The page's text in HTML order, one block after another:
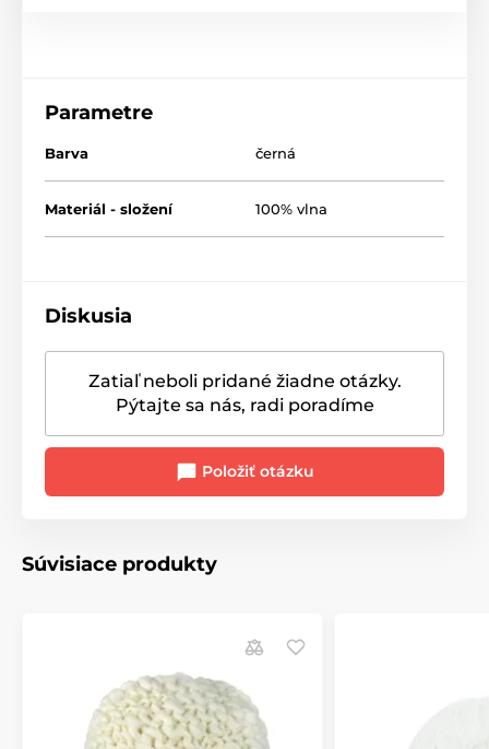
Parametre
Barva černá
Materiál - složení 100% vlna
Diskusia
Zatiaľ neboli pridané žiadne otázky.
Pýtajte sa nás, radi poradíme
Položiť otázku
Súvisiace produkty